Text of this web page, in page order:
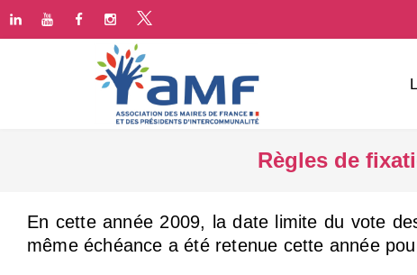
Règles de
En cette année 2009, la date limite du vote
même échéance a été retenue cette année